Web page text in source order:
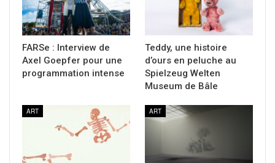
FARSe : Interview de
Axel Goepfer pour une
programmation intense
Teddy, une histoire
d’ours en peluche au
Spielzeug Welten
Museum de Bâle
ART ART